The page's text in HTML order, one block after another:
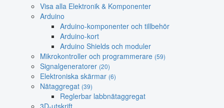
Visa alla Elektronik & Komponenter
Arduino
Arduino-komponenter och tillbehör
Arduino-kort
Arduino Shields och moduler
Mikrokontroller och programmerare (59)
Signalgeneratorer (20)
Elektroniska skärmar (6)
Nätaggregat (39)
Reglerbar labbnätaggregat
3D-utskrift